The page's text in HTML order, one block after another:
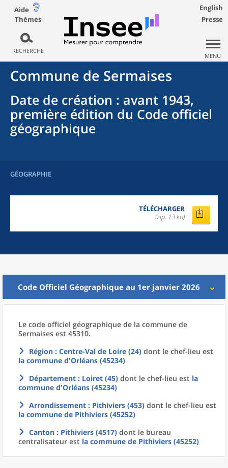
Aide
Thèmes
RECHERCHE
English
Presse
MENU
Commune de Sermaises
Date de création : avant 1943,
première édition du Code officiel
géographique
GÉOGRAPHIE
TÉLÉCHARGER
(zip, 13 ko)
Code Officiel Géographique au 1er janvier 2026
Le code officiel géographique de la commune de
Sermaises est 45310.
Région : Centre-Val de Loire (24) dont le chef-lieu est
la commune d'Orléans (45234)
Département : Loiret (45) dont le chef-lieu est la
commune d'Orléans (45234)
Arrondissement : Pithiviers (453) dont le chef-lieu est
la commune de Pithiviers (45252)
Canton : Pithiviers (4517) dont le bureau
centralisateur est la commune de Pithiviers (45252)